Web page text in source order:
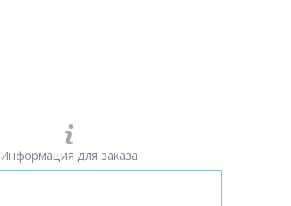
Информация для заказа